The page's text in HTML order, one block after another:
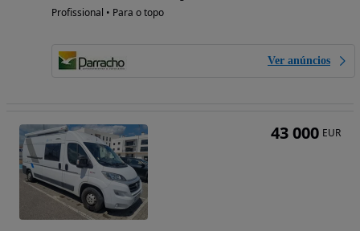
Profissional • Para o topo
Ver anúncios
43 000 EUR